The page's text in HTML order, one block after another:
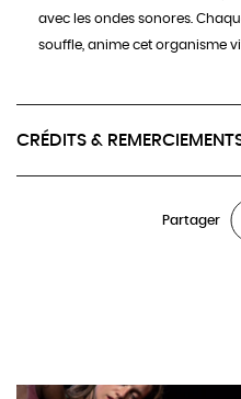
Partager
avec les ondes sonores.
souffle, anime cet organisme
CRÉDITS &
Concept, chorégraphie :
Musique, création sonore :
Klenes, Sophia Mage & Chen-